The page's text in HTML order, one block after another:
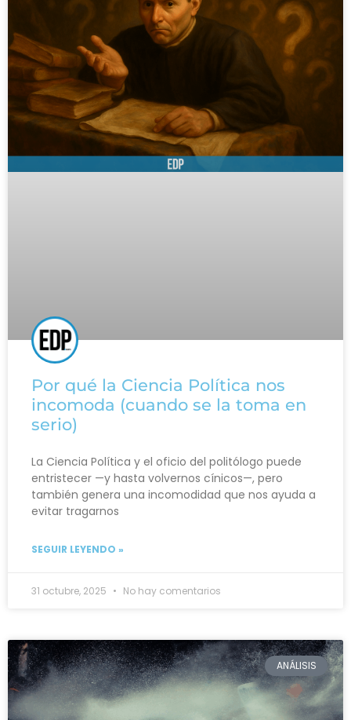
Por qué la Ciencia Política nos
incomoda (cuando se la toma en
serio)
La Ciencia Política y el oficio del politólogo puede
entristecer —y hasta volvernos cínicos—, pero
también genera una incomodidad que nos ayuda a
evitar tragarnos
SEGUIR LEYENDO »
31 octubre, 2025 No hay comentarios
ANÁLISIS